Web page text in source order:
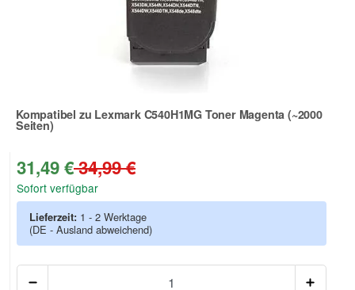
Kompatibel zu Lexmark C540H1MG Toner Magenta (~2000
Seiten)
Zur Artikelbewertung
31,49 €34,99 €
Sofort verfügbar
Lieferzeit: 1 - 2 Werktage
(DE - Ausland abweichend)